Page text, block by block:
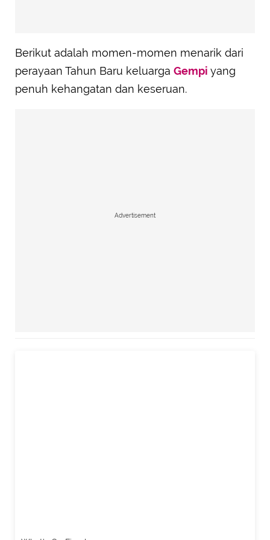
Berikut adalah momen-momen menarik dari
perayaan Tahun Baru keluarga Gempi yang
penuh kehangatan dan keseruan.
Advertisement